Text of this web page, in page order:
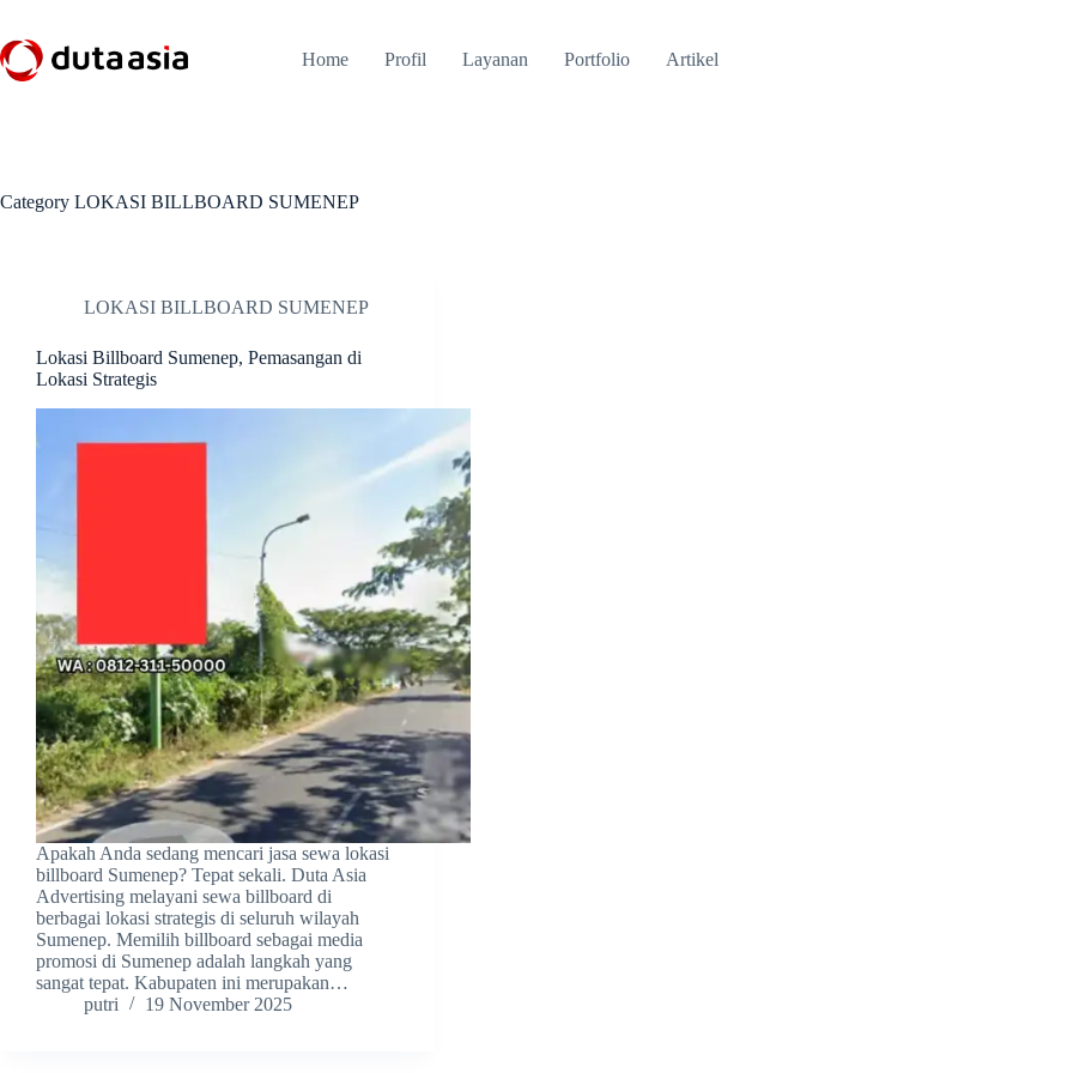
content
Home Profil Layanan Portfolio Artikel
Category LOKASI BILLBOARD SUMENEP
LOKASI BILLBOARD SUMENEP
Lokasi Billboard Sumenep, Pemasangan di
Lokasi Strategis
Apakah Anda sedang mencari jasa sewa lokasi
billboard Sumenep? Tepat sekali. Duta Asia
Advertising melayani sewa billboard di
berbagai lokasi strategis di seluruh wilayah
Sumenep. Memilih billboard sebagai media
promosi di Sumenep adalah langkah yang
sangat tepat. Kabupaten ini merupakan…
putri
19 November 2025